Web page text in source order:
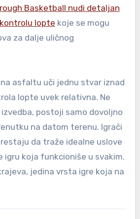
Basketball nudi detaljan
lopte koje se mogu
za dalje uličnog
asfaltu uči jednu stvar iznad
lopte uvek relativna. Ne
postoji samo dovoljno
na datom terenu. Igrači
da traže idealne uslove
igru koja funkcioniše u svakim.
jedina vrsta igre koja na